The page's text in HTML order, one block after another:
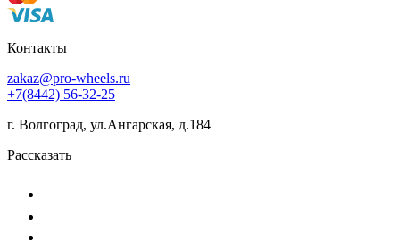
Контакты
zakaz@pro-wheels.ru
+7(8442) 56-32-25
г. Волгоград, ул.Ангарская, д.184
Рассказать